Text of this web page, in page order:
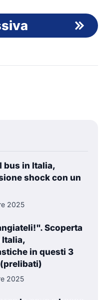
bus in Italia,
shock con un
2025
Scoperta
in questi 3
2025